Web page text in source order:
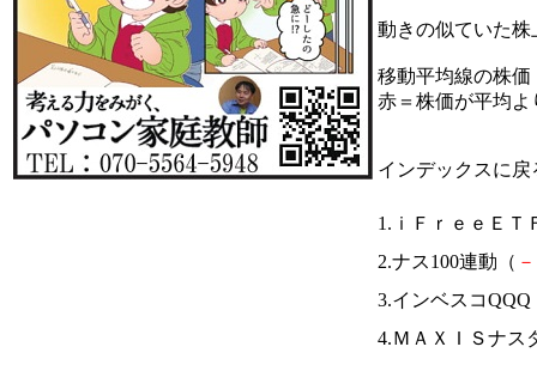
動きの似ていた
移動平均線の株価
赤＝株価が平均
インデックスに戻
1.ｉＦｒｅｅＥ
2.ナス100連動（ －
3.インベスコQQQ
4.ＭＡＸＩＳナス